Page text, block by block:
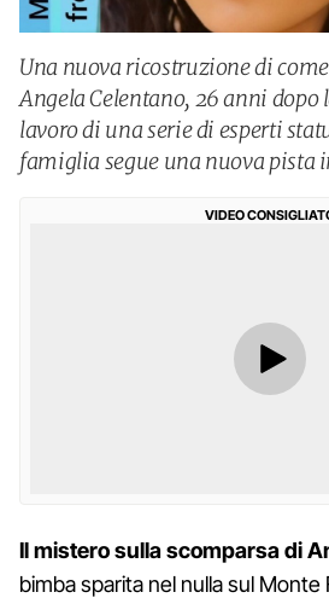
Una nuova ricostruzione di
Angela Celentano, 26 anni dopo
lavoro di una serie di esperti
famiglia segue una nuova pista
VIDEO
Il mistero sulla scomparsa di
bimba sparita nel nulla sul Monte